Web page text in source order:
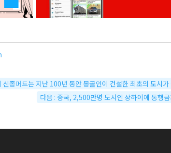
종머드는 지난 100년 동안 몽골인이 건설한 최초의 도시
다음 : 중국, 2,500만명 도시인 상하이에 통행